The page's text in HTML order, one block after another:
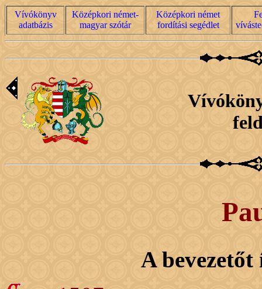
Vívókönyv
adatbázis
Középkori német-
magyar szótár
Középkori német
fordítási segédlet
A